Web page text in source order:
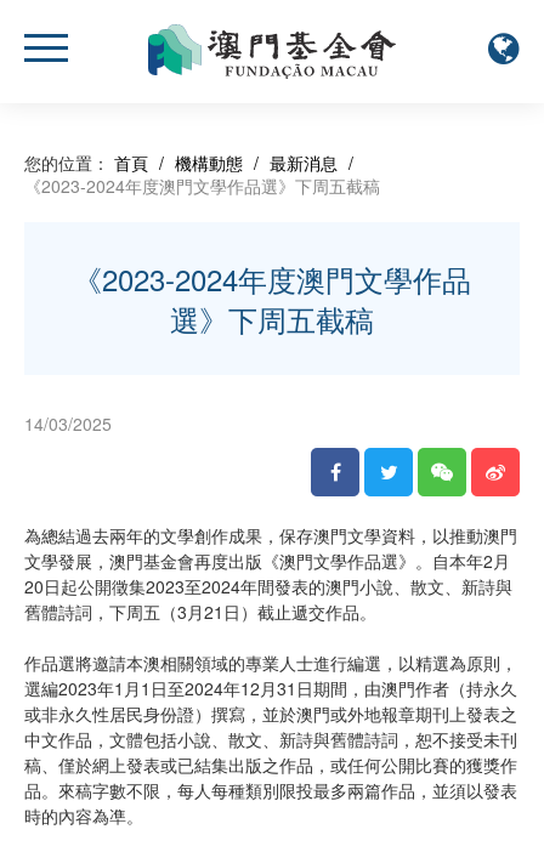
您的位置： 首頁 / 機構動態 / 最新消息 /
《2023-2024年度澳門文學作品選》下周五截稿
《2023-2024年度澳門文學作品
選》下周五截稿
14/03/2025
為總結過去兩年的文學創作成果，保存澳門文學資料，以推動澳門
文學發展，澳門基金會再度出版《澳門文學作品選》。自本年2月
20日起公開徵集2023至2024年間發表的澳門小說、散文、新詩與
舊體詩詞，下周五（3月21日）截止遞交作品。
作品選將邀請本澳相關領域的專業人士進行編選，以精選為原則，
選編2023年1月1日至2024年12月31日期間，由澳門作者（持永久
或非永久性居民身份證）撰寫，並於澳門或外地報章期刊上發表之
中文作品，文體包括小說、散文、新詩與舊體詩詞，恕不接受未刊
稿、僅於網上發表或已結集出版之作品，或任何公開比賽的獲獎作
品。來稿字數不限，每人每種類別限投最多兩篇作品，並須以發表
時的內容為凖。